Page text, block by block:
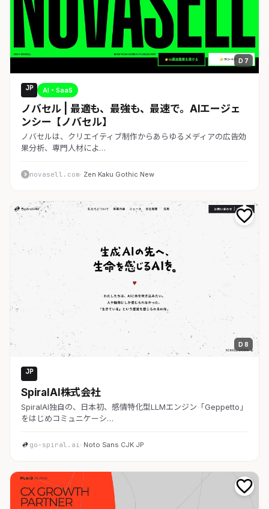
D 7
JP AI・SaaS
ノバセル | 最適も、最強も、最速で。AIエージェ
ンシー【ノバセル】
ノバセルは、クリエイティブ制作からあらゆるメディアの広告効
果分析、専門人材によ…
novasell.com· Zen Kaku Gothic New
D 8
JP
SpiralAI株式会社
SpiralAI独自の、日本初、感情特化型LLMエンジン「Geppetto」
をはじめコミュニケーシ…
go-spiral.ai · Noto Sans CJK JP